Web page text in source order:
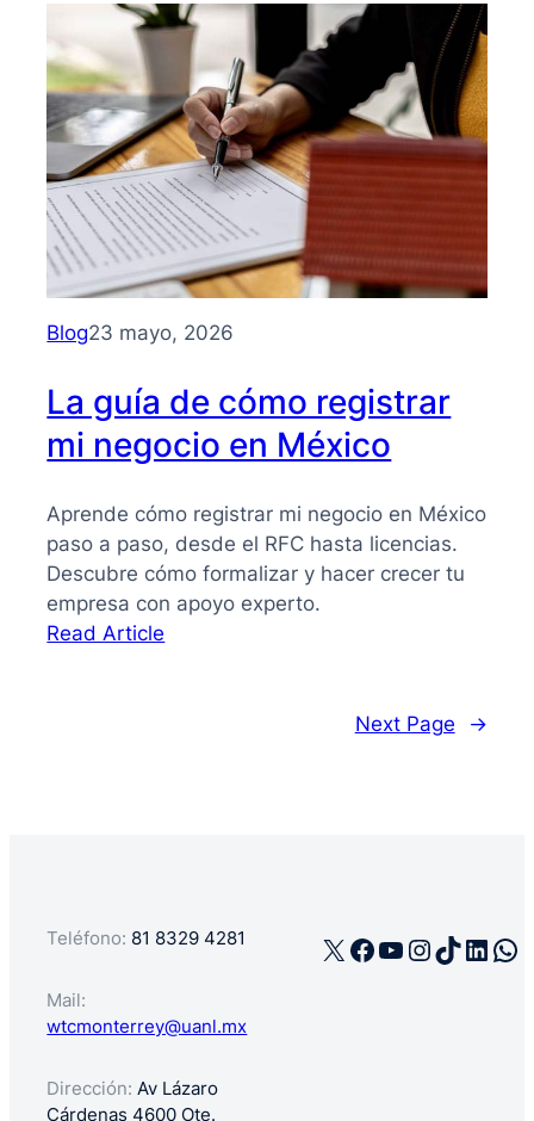
Guía
clara
para
entender
su
importancia
y
beneficios
Blog23 mayo, 2026
La guía de cómo registrar
mi negocio en México
Aprende cómo registrar mi negocio en México
paso a paso, desde el RFC hasta licencias.
Descubre cómo formalizar y hacer crecer tu
empresa con apoyo experto.
Read Article
Next Page →
Teléfono: 81 8329 4281
Mail:
wtcmonterrey@uanl.mx
Dirección: Av Lázaro
Cárdenas 4600 Ote.
X Facebook
YouTube
TikTok